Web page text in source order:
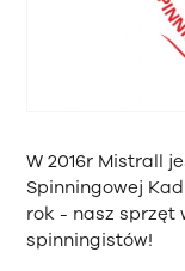
W 2016r Mistrall
Spinningowej
rok - nasz sprzęt
spinningistów!